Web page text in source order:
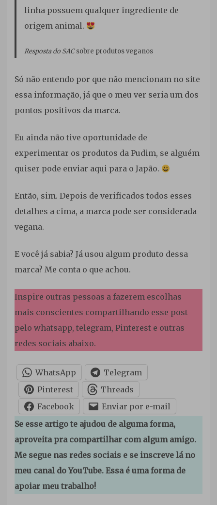
linha possuem qualquer ingrediente de
origem animal.
Resposta do SACsobre produtos veganos
Só não entendo por que não mencionam no site
essa informação, já que o meu ver seria um dos
pontos positivos da marca.
Eu ainda não tive oportunidade de
experimentar os produtos da Pudim, se alguém
quiser pode enviar aqui para o Japão.
Então, sim. Depois de verificados todos esses
detalhes a cima, a marca pode ser considerada
vegana.
E você já sabia? Já usou algum produto dessa
marca? Me conta o que achou.
Inspire outras pessoas a fazerem escolhas
mais conscientes compartilhando esse post
pelo whatsapp, telegram, Pinterest e outras
redes sociais abaixo.
WhatsApp
Telegram
Pinterest
Threads
Facebook
Enviar por e-mail
Se esse artigo te ajudou de alguma forma,
aproveita pra compartilhar com algum amigo.
Me segue nas redes sociais e se inscreve lá no
meu canal do YouTube. Essa é uma forma de
apoiar meu trabalho!